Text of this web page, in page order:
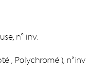
n° inv.
, Polychromé ), n°inv